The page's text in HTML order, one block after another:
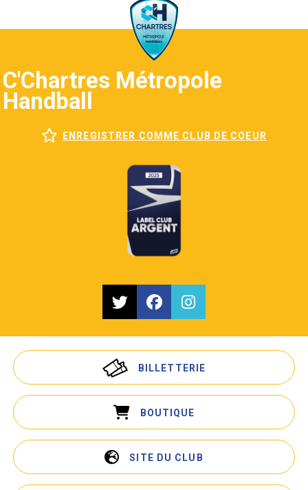
C'Chartres Métropole
Handball
ENREGISTRER COMME CLUB DE COEUR
BILLETTERIE
BOUTIQUE
SITE DU CLUB